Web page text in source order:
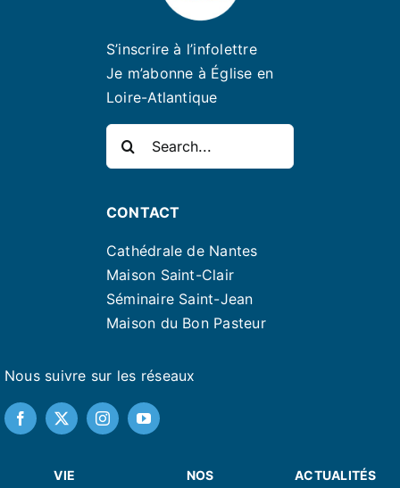
S’inscrire à l’infolettre
Je m’abonne à Église en
Loire-Atlantique
Nous suivre sur les réseaux
CONTACT
Cathédrale de Nantes
Maison Saint-Clair
Séminaire Saint-Jean
Maison du Bon Pasteur
VIE
NOS
ACTUALITÉS